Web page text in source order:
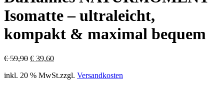
Isomatte – ultraleicht,
kompakt & maximal bequem
€59,90 Ursprünglicher
war:
€ 39,60Aktueller
ist:
inkl. 20 % MwSt.zzgl. Versandkosten